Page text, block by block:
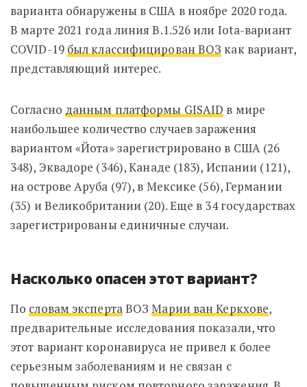
варианта обнаружены в США в ноябре 2020 года.
В марте 2021 года линия B.1.526 или Iota-вариант
COVID-19 был классифицирован ВОЗ как вариант,
представляющий интерес.
Согласно данным платформы GISAID в мире
наибольшее количество случаев заражения
вариантом «Йота» зарегистрировано в США (26
348), Эквадоре (346), Канаде (183), Испании (121),
на острове Аруба (97), в Мексике (56), Германии
(35) и Великобритании (20). Еще в 34 государствах
зарегистрированы единичные случаи.
Насколько опасен этот вариант?
По словам экспертаВОЗМарии ван Керкхове,
предварительные исследования показали, что
этот вариант коронавируса не привел к более
серьезным заболеваниям и не связан с